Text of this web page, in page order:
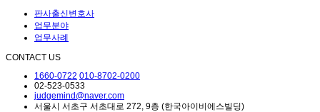
판사출신변호사
업무분야
업무사례
CONTACT US
1660-0722 010-8702-0200
02-523-0533
judgemind@naver.com
서울시 서초구 서초대로 272, 9층 (한국아이비에스빌딩)